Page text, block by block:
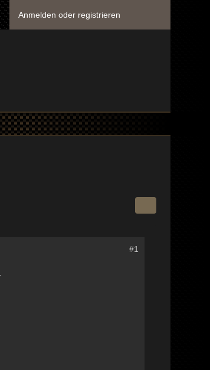
Anmelden oder registrieren
#1